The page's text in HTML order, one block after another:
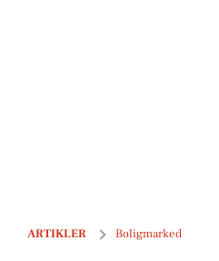
ARTIKLER Boligmarked
Er Solbakken 66 i Sønder